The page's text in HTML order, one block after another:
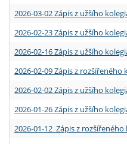
2026-03-02 Zápis z užšího
2026-02-23 Zápis z užšího
2026-02-16 Zápis z užšího
2026-02-09 Zápis z rozšířeného
2026-02-02 Zápis z užšího
2026-01-26 Zápis z užšího
2026-01-12 Zápis z